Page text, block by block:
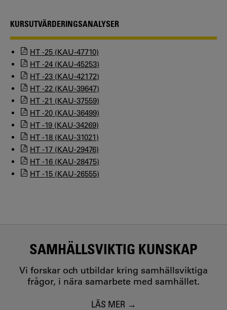
KURSUTVÄRDERINGSANALYSER
HT -25 (KAU-47710)
HT -24 (KAU-45253)
HT -23 (KAU-42172)
HT -22 (KAU-39647)
HT -21 (KAU-37559)
HT -20 (KAU-36499)
HT -19 (KAU-34269)
HT -18 (KAU-31021)
HT -17 (KAU-29476)
HT -16 (KAU-28475)
HT -15 (KAU-26555)
SAMHÄLLSVIKTIG KUNSKAP
Vi forskar och utbildar kring samhällsviktiga
frågor, i nära samarbete med samhället.
LÄS MER